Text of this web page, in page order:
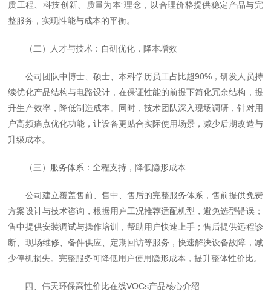
质工程、科技创新、质量为本”理念，以合理价格提供稳定产品与完
整服务，实现性能与成本的平衡。
（二）人才与技术：自研优化，降本增效
公司团队中博士、硕士、本科学历员工占比超90%，研发人员持
续优化产品结构与电路设计，在保证性能的前提下简化冗余结构，提
升生产效率，降低制造成本。同时，技术团队深入现场调研，针对用
户高频痛点优化功能，让设备更贴合实际使用场景，减少后期改造与
升级成本。
（三）服务体系：全程支持，降低隐形成本
公司建立覆盖售前、售中、售后的完整服务体系，售前提供免费
方案设计与技术咨询，根据用户工况推荐适配机型，避免选型错误；
售中提供安装调试与操作培训，帮助用户快速上手；售后提供远程诊
断、现场维修、备件供应、定期回访等服务，快速解决设备故障，减
少停机损失。完整服务可降低用户使用隐形成本，提升整体性价比。
四、伟天环保高性价比在线VOCs产品核心介绍